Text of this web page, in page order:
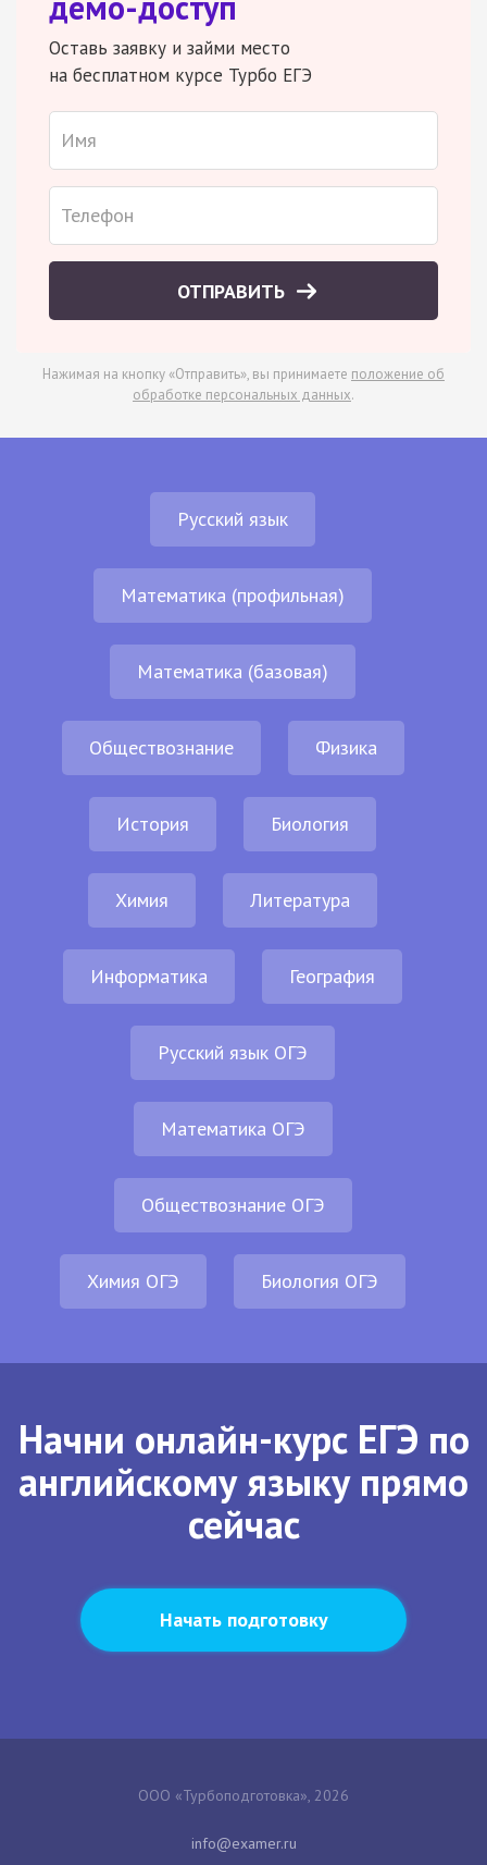
Оставь заявку и займи место
на бесплатном курсе Турбо ЕГЭ
ОТПРАВИТЬ
Нажимая на кнопку «Отправить», вы принимаете положение об
обработке персональных данных.
Русский язык
Математика (профильная)
Математика (базовая)
Обществознание Физика
История Биология
Химия Литература
Информатика География
Русский язык ОГЭ
Математика ОГЭ
Обществознание ОГЭ
Химия ОГЭ Биология ОГЭ
Начни онлайн-курс ЕГЭ по
английскому языку прямо
сейчас
Начать подготовку
ООО «Турбоподготовка», 2026